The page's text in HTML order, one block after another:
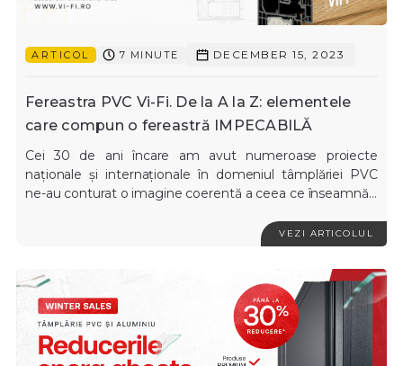
ARTICOL 7 MINUTE DECEMBER 15, 2023
Fereastra PVC Vi-Fi. De la A la Z: elementele
care compun o fereastră IMPECABILĂ
Cei 30 de ani încare am avut numeroase proiecte
naționale și internaționale în domeniul tâmplăriei PVC
ne-au conturat o imagine coerentă a ceea ce înseamnă...
VEZI ARTICOLUL